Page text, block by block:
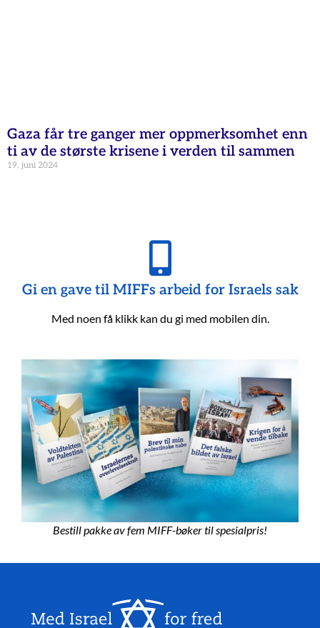
Gaza får tre ganger mer oppmerksomhet enn
ti av de største krisene i verden til sammen
19. juni 2024
Gi en gave til MIFFs arbeid for Israels sak
Med noen få klikk kan du gi med mobilen din.
Bestill pakke av fem MIFF-bøker til spesialpris!